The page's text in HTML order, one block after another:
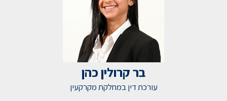
בר קרולין כהן
עורכת דין במחלקת מקרקעין